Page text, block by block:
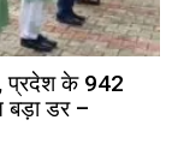
प्रदेश के 942
बड़ा डर –